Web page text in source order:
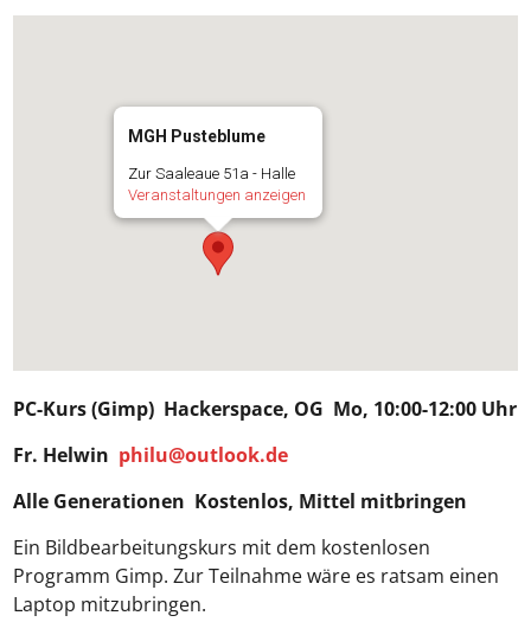
MGH Pusteblume
Zur Saaleaue 51a - Halle
Veranstaltungen anzeigen
PC-Kurs (Gimp) Hackerspace, OG Mo, 10:00-12:00 Uhr
Fr. Helwin philu@outlook.de
Alle Generationen Kostenlos, Mittel mitbringen
Ein Bildbearbeitungskurs mit dem kostenlosen
Programm Gimp. Zur Teilnahme wäre es ratsam einen
Laptop mitzubringen.